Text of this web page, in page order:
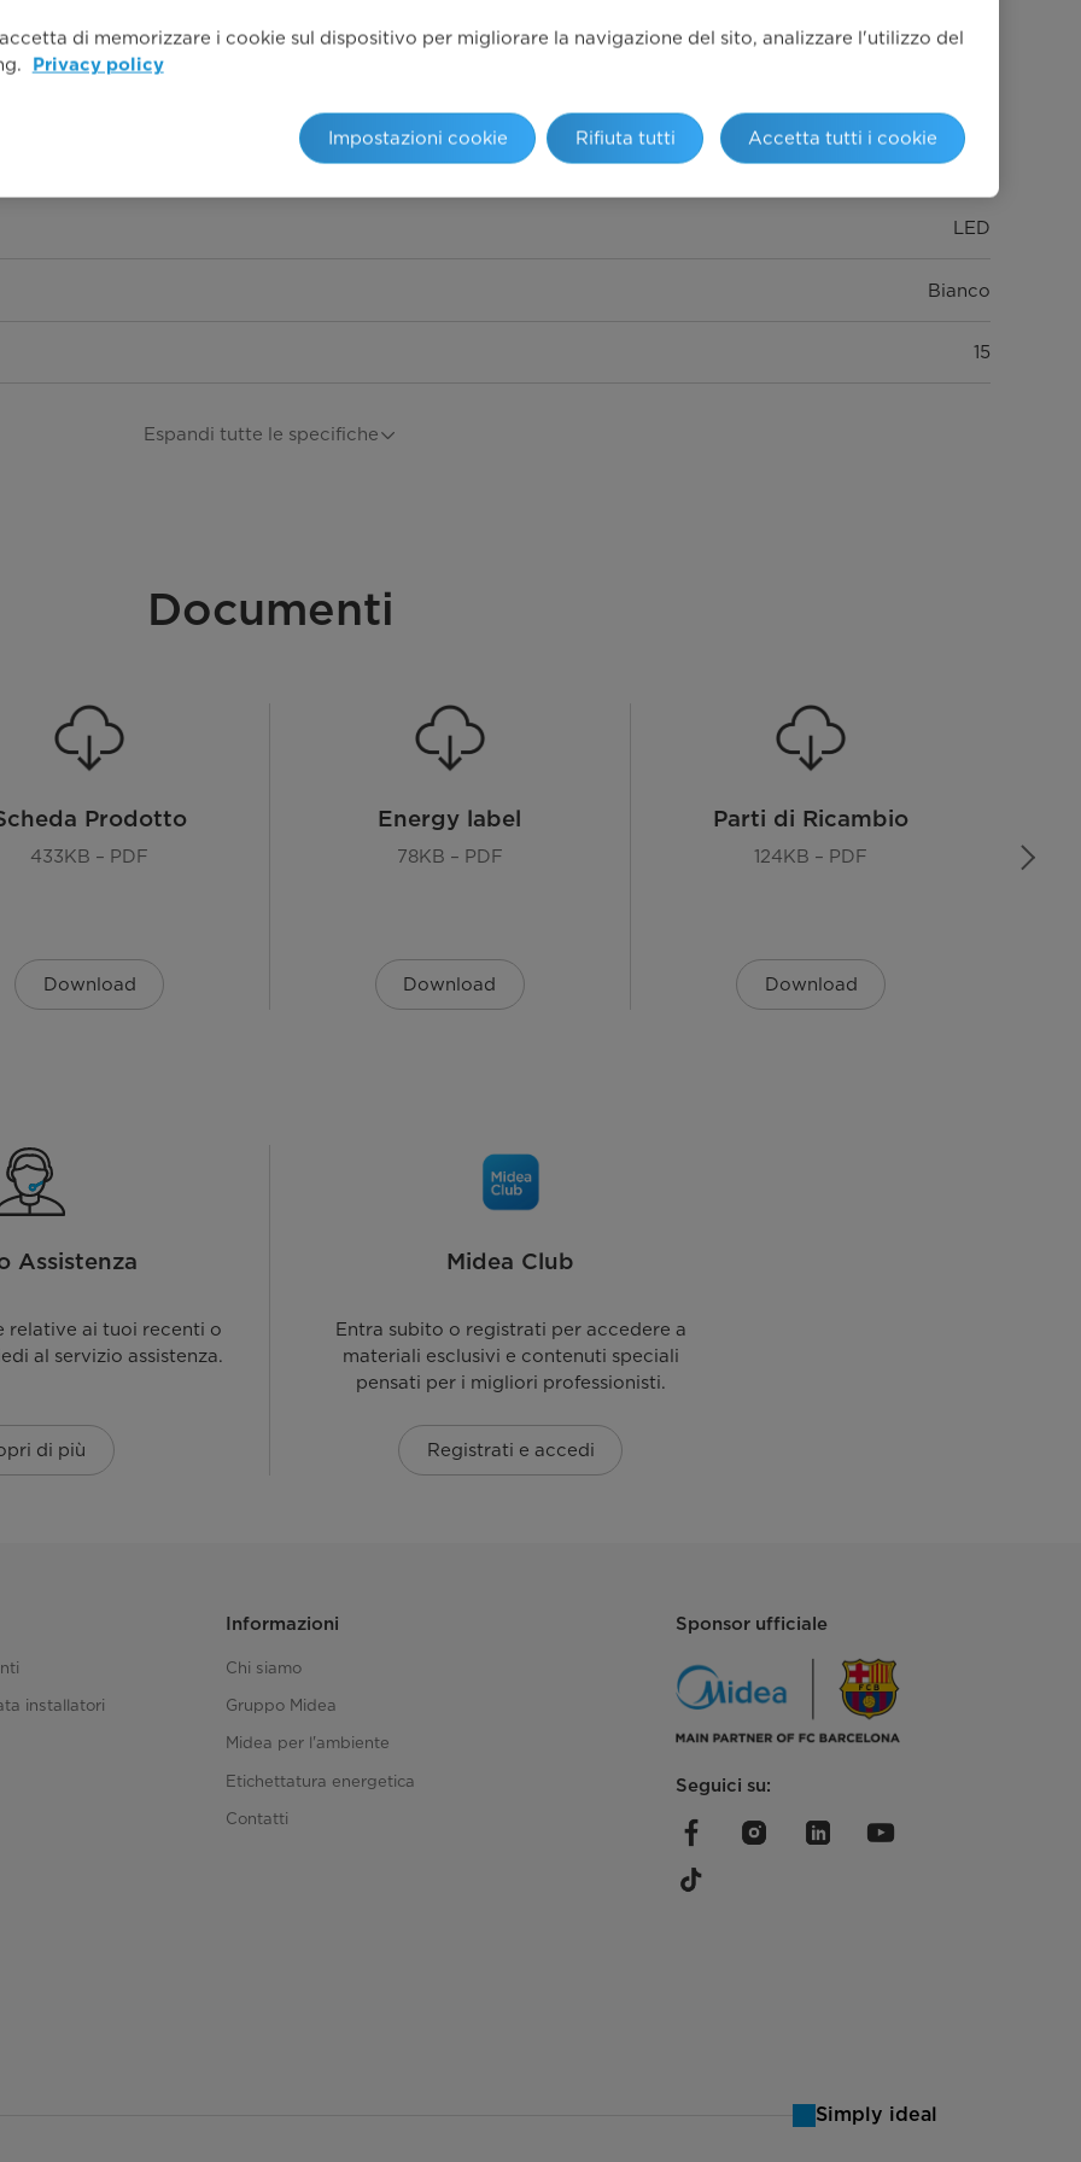
(muto), Ricarica (premere 3 secondi), Selezione della velocità di centrifuga (0-
400-600-800-1000-1200-1400), Selezione temperatura (Freddo-
20°-30°-40°-60°90°)
LED
Bianco
15
655 x 560 x 885
Espandi tutte le specifiche
Documenti
Prodotto
433KB – PDF
Download
Energy label
78KB – PDF
Download
Parti di Ricambio
124KB – PDF
Download
Assistenza
relative ai tuoi recenti o
al servizio assistenza.
di più
Midea Club
Entra subito o registrati per accedere a
materiali esclusivi e contenuti speciali
pensati per i migliori professionisti.
Registrati e accedi
installatori
Informazioni
Chi siamo
Gruppo Midea
Midea per l'ambiente
Etichettatura energetica
Contatti
Sponsor ufficiale
Seguici su:
Simply ideal
di memorizzare i cookie sul dispositivo per migliorare la navigazione del sito, analizzare l'utilizzo del
Privacy policy
Rifiuta tutti Accetta tutti i cookie
Impostazioni cookie